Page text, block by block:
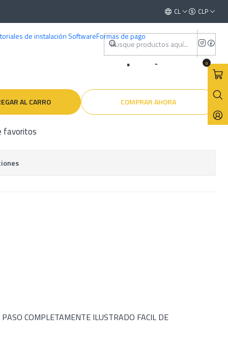
de instalación SoftwareFormas de pago
0
CL CLP
- Mini Cooper ( 2005 -
AL CARRO COMPRAR AHORA
favoritos
COMPLETAMENTE ILUSTRADO FACIL DE